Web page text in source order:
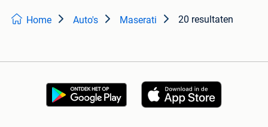
Home Auto's Maserati 20 resultaten